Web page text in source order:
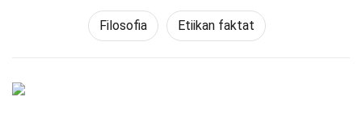
Filosofia Etiikan faktat